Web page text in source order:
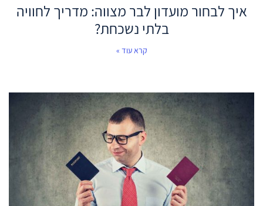
איך לבחור מועדון לבר מצווה: מדריך לחוויה
בלתי נשכחת?
קרא עוד »